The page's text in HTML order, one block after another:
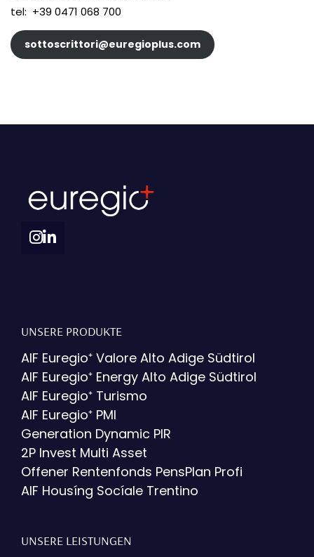
tel: +39 0471 068 700
sottoscrittori@euregioplus.com
UNSERE PRODUKTE
AIF Euregio⁺ Valore Alto Adige Südtirol
AIF Euregio⁺ Energy Alto Adige Südtirol
AIF Euregio⁺ Turismo
AIF Euregio⁺ PMI
Generation Dynamic PIR
2P Invest Multi Asset
Offener Rentenfonds PensPlan Profi
AIF Housíng Socíale Trentino
UNSERE LEISTUNGEN